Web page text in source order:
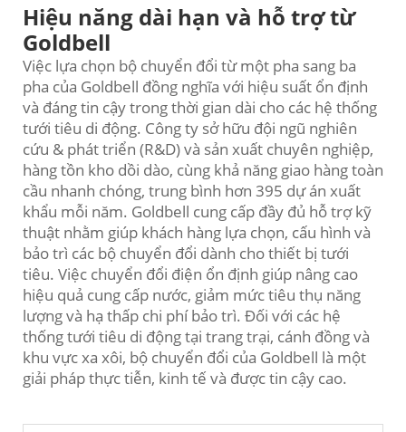
Hiệu năng dài hạn và hỗ trợ từ
Goldbell
Việc lựa chọn bộ chuyển đổi từ một pha sang ba
pha của Goldbell đồng nghĩa với hiệu suất ổn định
và đáng tin cậy trong thời gian dài cho các hệ thống
tưới tiêu di động. Công ty sở hữu đội ngũ nghiên
cứu & phát triển (R&D) và sản xuất chuyên nghiệp,
hàng tồn kho dồi dào, cùng khả năng giao hàng toàn
cầu nhanh chóng, trung bình hơn 395 dự án xuất
khẩu mỗi năm. Goldbell cung cấp đầy đủ hỗ trợ kỹ
thuật nhằm giúp khách hàng lựa chọn, cấu hình và
bảo trì các bộ chuyển đổi dành cho thiết bị tưới
tiêu. Việc chuyển đổi điện ổn định giúp nâng cao
hiệu quả cung cấp nước, giảm mức tiêu thụ năng
lượng và hạ thấp chi phí bảo trì. Đối với các hệ
thống tưới tiêu di động tại trang trại, cánh đồng và
khu vực xa xôi, bộ chuyển đổi của Goldbell là một
giải pháp thực tiễn, kinh tế và được tin cậy cao.